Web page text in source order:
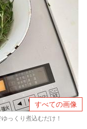
すべての画像
っくり煮込むだけ！